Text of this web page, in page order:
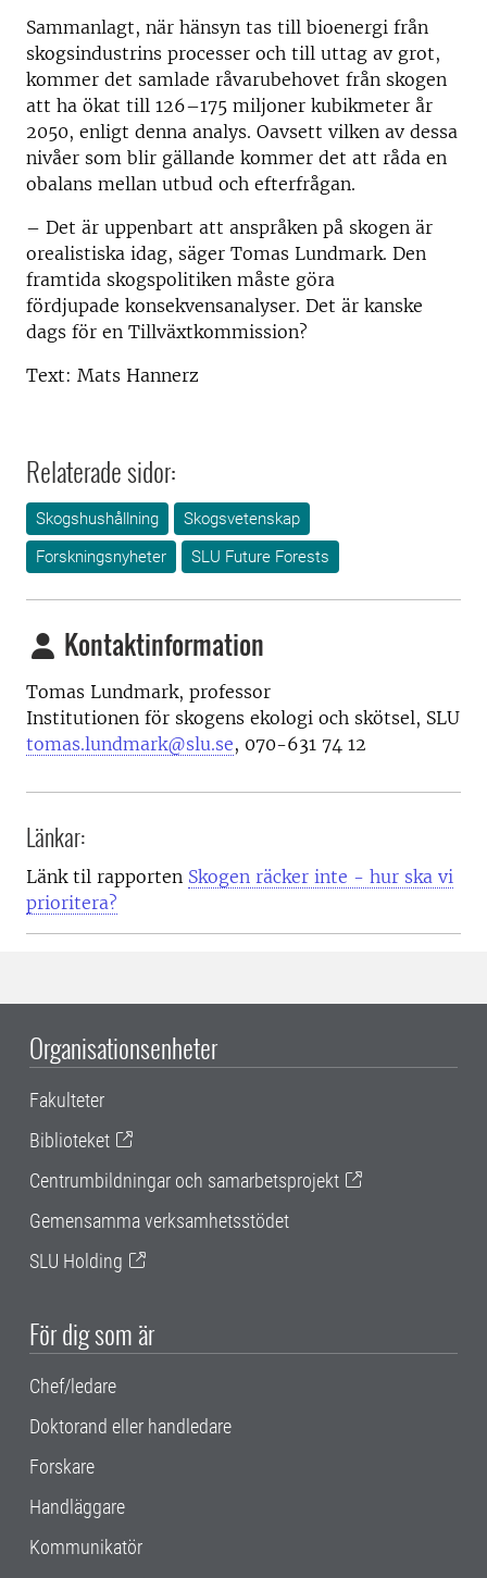
Sammanlagt, när hänsyn tas till bioenergi från
skogsindustrins processer och till uttag av grot,
kommer det samlade råvarubehovet från skogen
att ha ökat till 126–175 miljoner kubikmeter år
2050, enligt denna analys. Oavsett vilken av dessa
nivåer som blir gällande kommer det att råda en
obalans mellan utbud och efterfrågan.
– Det är uppenbart att anspråken på skogen är
orealistiska idag, säger Tomas Lundmark. Den
framtida skogspolitiken måste göra
fördjupade konsekvensanalyser. Det är kanske
dags för en Tillväxtkommission?
Text: Mats Hannerz
Relaterade sidor:
Skogshushållning
Skogsvetenskap
Forskningsnyheter
SLU Future Forests
Kontaktinformation
Tomas Lundmark, professor
Institutionen för skogens ekologi och skötsel, SLU
tomas.lundmark@slu.se, 070-631 74 12
Länkar:
Länk til rapporten Skogen räcker inte - hur ska vi
prioritera?
Organisationsenheter
Fakulteter
Biblioteket
Centrumbildningar och samarbetsprojekt
Gemensamma verksamhetsstödet
SLU Holding
För dig som är
Chef/ledare
Doktorand eller handledare
Forskare
Handläggare
Kommunikatör